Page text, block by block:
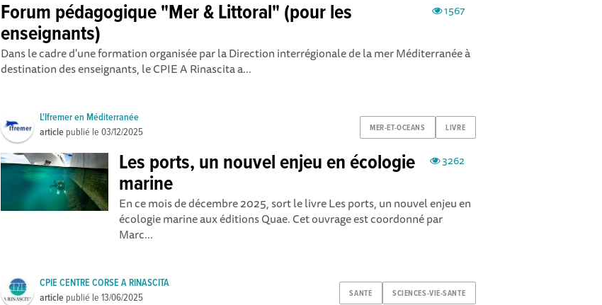
1567
Forum pédagogique "Mer & Littoral" (pour les
enseignants)
Dans le cadre d'une formation organisée par la Direction interrégionale de la mer Méditerranée à
destination des enseignants, le CPIE A Rinascita a...
MER-ET-OCEANS LIVRE
L'Ifremer en Méditerranée
article publié le03/12/2025
3262
Les ports, un nouvel enjeu en écologie
marine
En ce mois de décembre 2025, sort le livre Les ports, un nouvel enjeu en
écologie marine aux éditions Quae. Cet ouvrage est coordonné par
Marc...
SANTE SCIENCES-VIE-SANTE
CPIE CENTRE CORSE A RINASCITA
article publié le13/06/2025